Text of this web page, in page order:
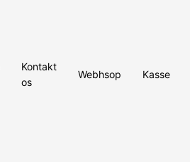
Kontakt
os
Webhsop Kasse